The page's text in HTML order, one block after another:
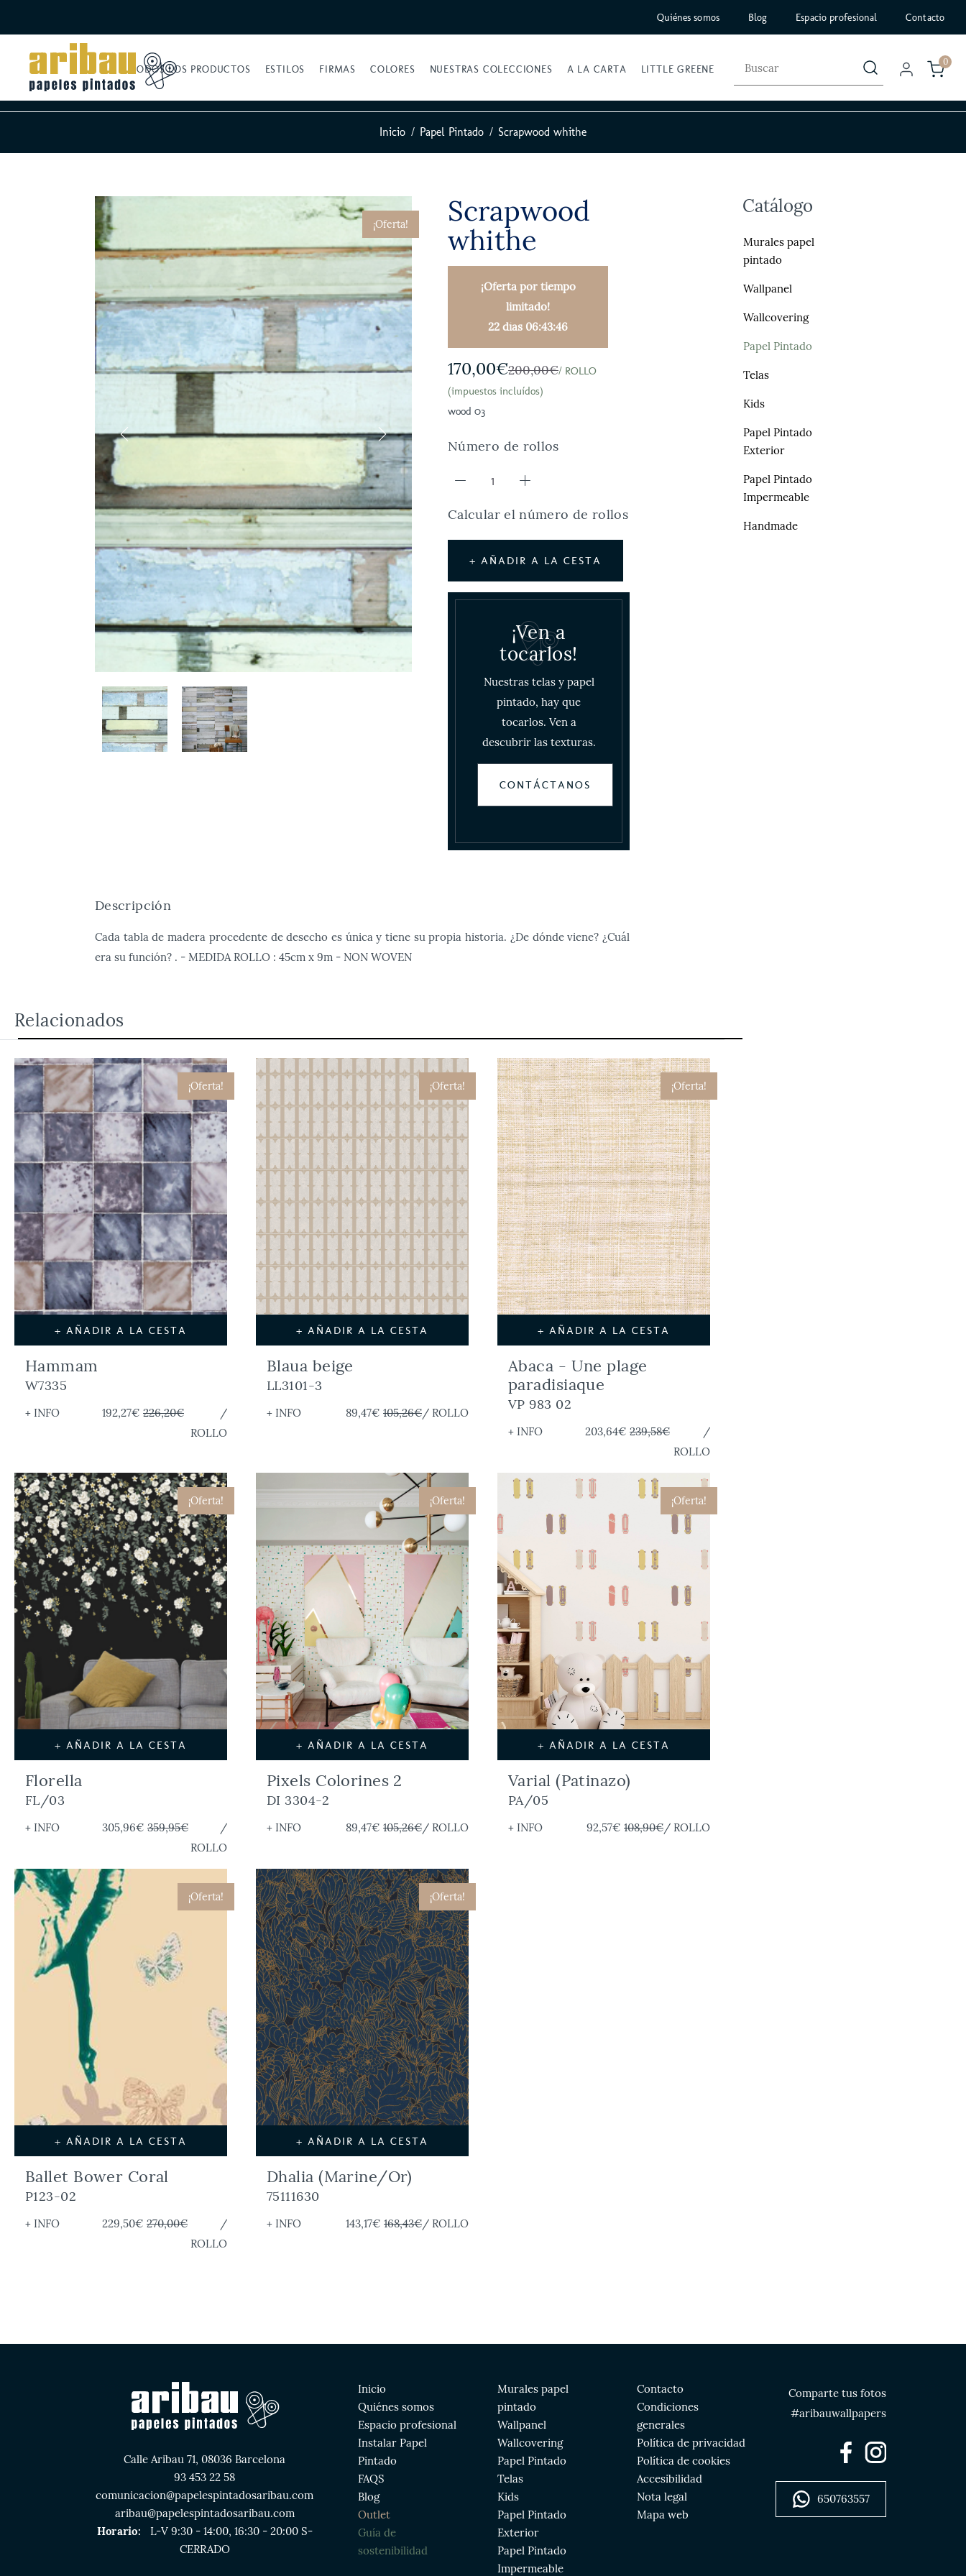
0
TODOS LOS PRODUCTOS ESTILOS FIRMAS COLORES NUESTRAS COLECCIONES A LA CARTA LITTLE GREENE
Quiénes somos Blog Espacio profesional Contacto
Inicio Papel Pintado Scrapwood whithe
¡Oferta!
Scrapwood
whithe
¡Oferta por tiempo
limitado!
22 días 06:43:45
170,00€200,00€/ ROLLO
(impuestos incluídos)
wood 03
Número de rollos
Calcular el número de rollos
+ AÑADIR A LA CESTA
¡Ven a
tocarlos!
Nuestras telas y papel
pintado, hay que
tocarlos. Ven a
descubrir las texturas.
CONTÁCTANOS
Descripción
Cada tabla de madera procedente de desecho es única y tiene su propia historia. ¿De dónde viene? ¿Cuál
era su función? . - MEDIDA ROLLO : 45cm x 9m - NON WOVEN
Catálogo
Murales papel
pintado
Wallpanel
Wallcovering
Papel Pintado
Telas
Kids
Papel Pintado
Exterior
Papel Pintado
Impermeable
Handmade
Relacionados
¡Oferta!
+ AÑADIR A LA CESTA
Hammam
W7335
+ INFO 192,27€ 226,20€
/
ROLLO
¡Oferta!
+ AÑADIR A LA CESTA
Blaua beige
LL3101-3
+ INFO 89,47€ 105,26€/ ROLLO
¡Oferta!
+ AÑADIR A LA CESTA
Abaca - Une plage
paradisiaque
VP 983 02
+ INFO 203,64€ 239,58€
/
ROLLO
¡Oferta!
+ AÑADIR A LA CESTA
Florella
FL/03
+ INFO 305,96€ 359,95€
/
ROLLO
¡Oferta!
+ AÑADIR A LA CESTA
Pixels Colorines 2
DI 3304-2
+ INFO 89,47€ 105,26€/ ROLLO
¡Oferta!
+ AÑADIR A LA CESTA
Varial (Patinazo)
PA/05
+ INFO 92,57€ 108,90€/ ROLLO
¡Oferta!
+ AÑADIR A LA CESTA
Ballet Bower Coral
P123-02
+ INFO 229,50€ 270,00€
/
ROLLO
¡Oferta!
+ AÑADIR A LA CESTA
Dhalia (Marine/Or)
75111630
+ INFO 143,17€ 168,43€/ ROLLO
Calle Aribau 71, 08036 Barcelona
93 453 22 58
comunicacion@papelespintadosaribau.com
aribau@papelespintadosaribau.com
Horario:
L-V 9:30 - 14:00, 16:30 - 20:00 S-
CERRADO
Inicio
Quiénes somos
Espacio profesional
Instalar Papel
Pintado
FAQS
Blog
Outlet
Guía de
sostenibilidad
Murales papel
pintado
Wallpanel
Wallcovering
Papel Pintado
Telas
Kids
Papel Pintado
Exterior
Papel Pintado
Impermeable
Contacto
Condiciones
generales
Política de privacidad
Política de cookies
Accesibilidad
Nota legal
Mapa web
Comparte tus fotos
#aribauwallpapers
650763557